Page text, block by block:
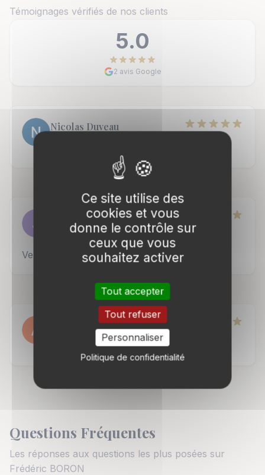
Témoignages vérifiés de nos clients
5.0
2 avis Google
Nicolas Duveau
Google 17 mars 2023
Very good law firm
AURELIE WISNIEWSKI
16 mars 2023
Questions Fréquentes
Les réponses aux questions les plus posées sur
Frédéric BORON
Ce site utilise des
cookies et vous
donne le contrôle sur
ceux que vous
souhaitez activer
Tout accepter
Tout refuser
Personnaliser
Politique de confidentialité